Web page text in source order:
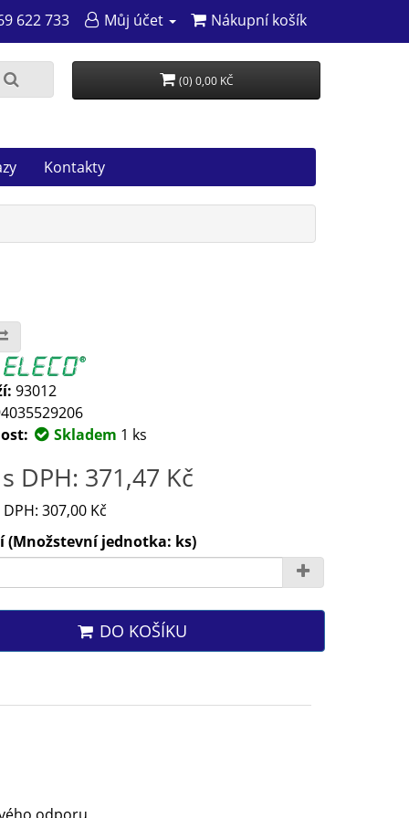
622 733 Můj účet Nákupní košík
(0) 0,00 KČ
Kontakty
93012
Skladem 1 ks
DPH: 371,47 Kč
307,00 Kč
(Množstevní jednotka: ks)
DO KOŠÍKU